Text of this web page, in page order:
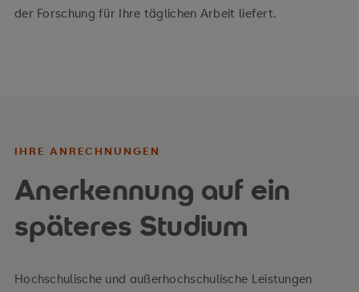
der Forschung für Ihre täglichen Arbeit liefert.
IHRE ANRECHNUNGEN
Anerkennung auf ein
späteres Studium
Hochschulische und außerhochschulische Leistungen